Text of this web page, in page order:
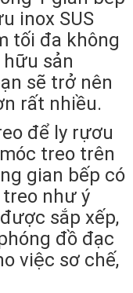
inox SUS
tối đa không
sản
sẽ trở nên
rất nhiều.
để ly rựơu
treo trên
gian bếp có
như ý
sắp xếp,
đồ đạc
việc sơ chế,